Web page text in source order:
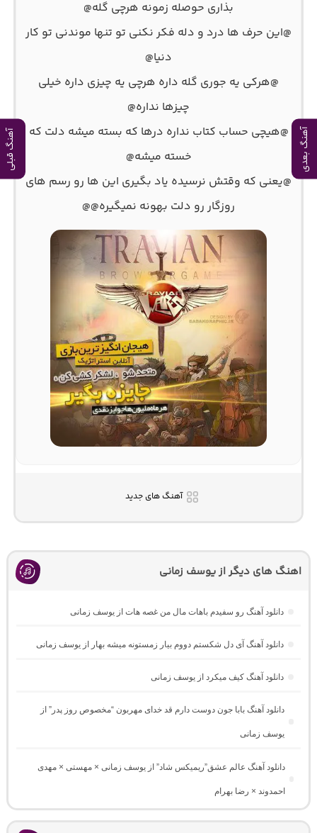
آهنگ بعدی آهنگ قبلی
بذاری حوصله زمونه هرچی گله@
@این حرف‌ ها درد و دله فکر نکنی تو تنها موندنی تو کار
دنیا@
@هرکی یه جوری گله داره هرچی یه چیزی داره خیلی
چیزها نداره@
@هیچی حساب‌ کتاب نداره درها که بسته میشه دلت که
خسته میشه@
@یعنی که وقتش نرسیده یاد بگیری این‌ ها رو رسم‌ های
روزگار رو دلت بهونه نمیگیره@@
آهنگ های جدید
اهنگ های دیگر از یوسف زمانی
دانلود آهنگ رو سفیدم باهات مال من غصه هات از یوسف زمانی
دانلود آهنگ آی دل شکستم دووم بیار زمستونه میشه بهار از یوسف زمانی
دانلود آهنگ کیف میکرد از یوسف زمانی
دانلود آهنگ بابا جون دوست دارم قد خدای مهربون “مخصوص روز پدر” از
یوسف زمانی
دانلود آهنگ عالم عشق”ریمیکس شاد” از یوسف زمانی × مهستی × مهدی
احمدوند × رضا بهرام